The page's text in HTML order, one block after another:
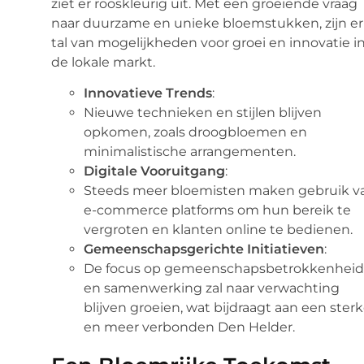
ziet er rooskleurig uit. Met een groeiende vraag
naar duurzame en unieke bloemstukken, zijn er
tal van mogelijkheden voor groei en innovatie
de lokale markt.
Innovatieve Trends:
Nieuwe technieken en stijlen blijven
opkomen, zoals droogbloemen en
minimalistische arrangementen.
Digitale Vooruitgang:
Steeds meer bloemisten maken gebruik
e-commerce platforms om hun bereik te
vergroten en klanten online te bedienen.
Gemeenschapsgerichte Initiatieven:
De focus op gemeenschapsbetrokkenheid
en samenwerking zal naar verwachting
blijven groeien, wat bijdraagt aan een
en meer verbonden Den Helder.